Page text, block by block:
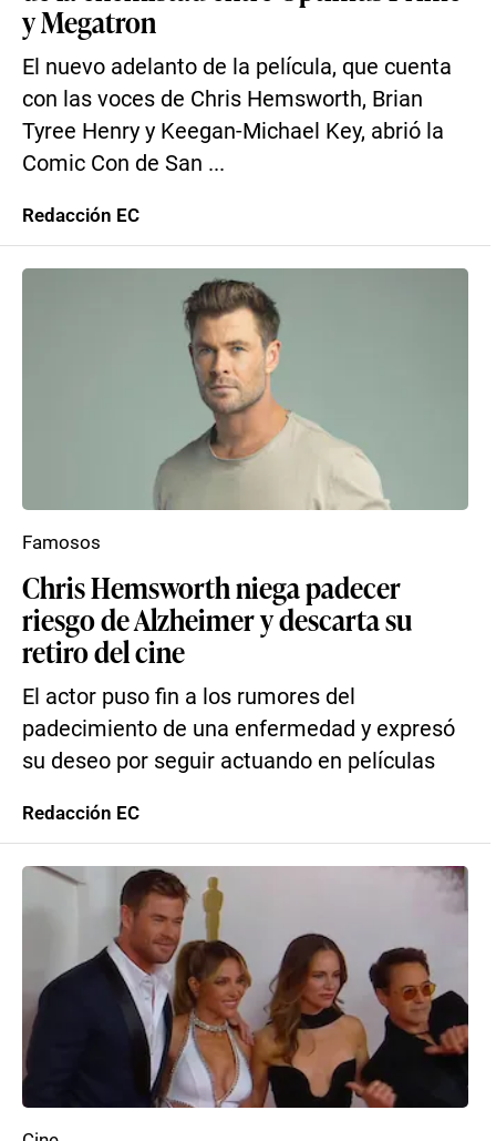
y Megatron
El nuevo adelanto de la película, que cuenta
con las voces de Chris Hemsworth, Brian
Tyree Henry y Keegan-Michael Key, abrió la
Comic Con de San ...
Redacción EC
Chris Hemsworth niega padecer
riesgo de Alzheimer y descarta su
retiro del cine
El actor puso fin a los rumores del
padecimiento de una enfermedad y expresó
su deseo por seguir actuando en películas
Famosos
Redacción EC